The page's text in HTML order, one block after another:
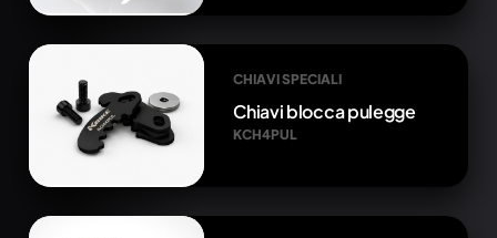
CHIAVI SPECIALI
Chiavi blocca pulegge
KCH4PUL